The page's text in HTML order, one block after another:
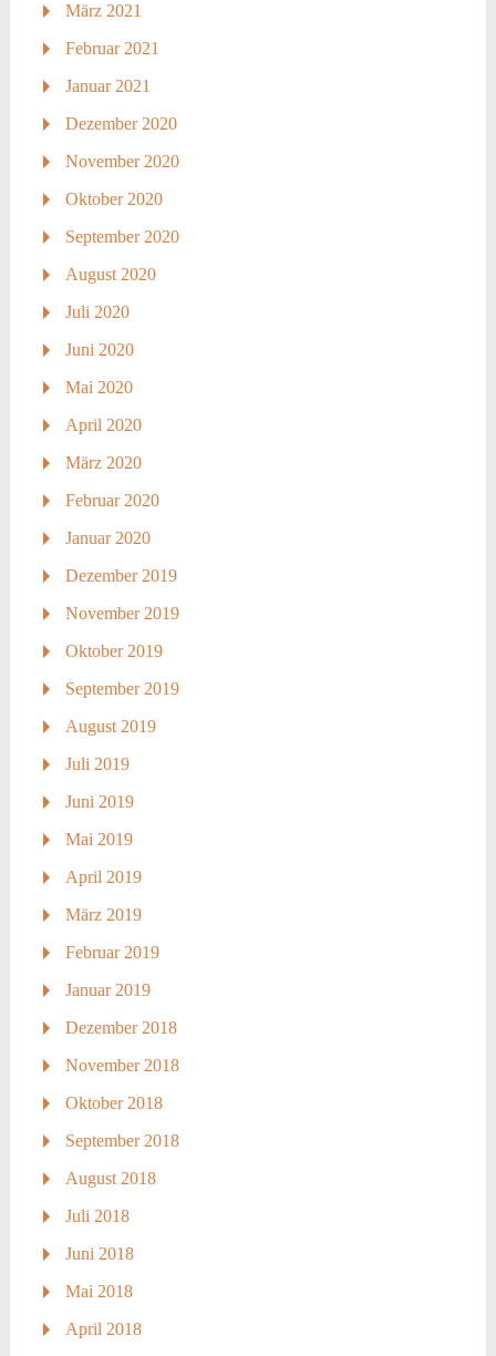
März 2021
Februar 2021
Januar 2021
Dezember 2020
November 2020
Oktober 2020
September 2020
August 2020
Juli 2020
Juni 2020
Mai 2020
April 2020
März 2020
Februar 2020
Januar 2020
Dezember 2019
November 2019
Oktober 2019
September 2019
August 2019
Juli 2019
Juni 2019
Mai 2019
April 2019
März 2019
Februar 2019
Januar 2019
Dezember 2018
November 2018
Oktober 2018
September 2018
August 2018
Juli 2018
Juni 2018
Mai 2018
April 2018